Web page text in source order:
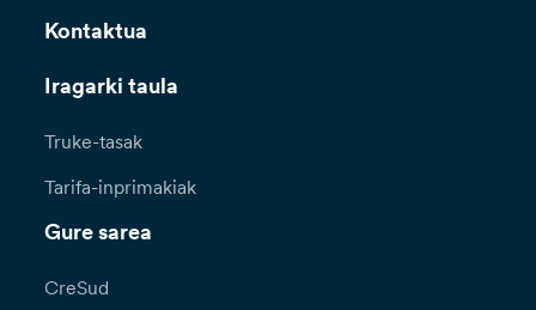
Kontaktua
Iragarki taula
Truke-tasak
Tarifa-inprimakiak
Gure sarea
CreSud